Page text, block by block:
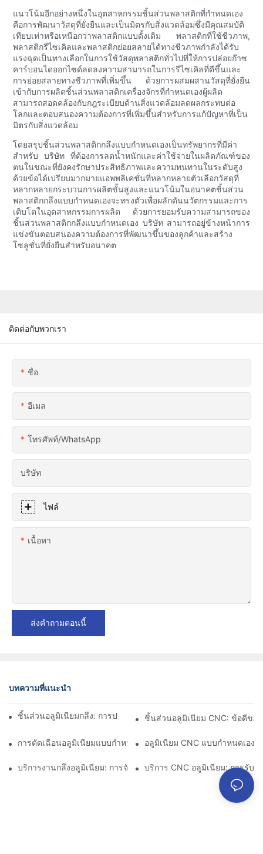
แนวโน้มอีกอย่างหนึ่งในอุตสาหกรรมชิ้นส่วนพลาสติกที่กำหนดเอง
คือการพัฒนาวัสดุที่ยั่งยืนและเป็นมิตรกับสิ่งแวดล้อมซึ่งมีคุณสมบัติ
เทียบเท่าหรือเหนือกว่าพลาสติกแบบดั้งเดิม พลาสติกที่ใช้ชีวภาพ,
พลาสติกรีไซเคิลและพลาสติกย่อยสลายได้ทางชีวภาพกำลังได้รับ
แรงฉุดเป็นทางเลือกในการใช้วัสดุพลาสติกทั่วไปที่ให้การปล่อยก๊าซ
คาร์บอนไดออกไซด์ลดลงความสามารถในการรีไซเคิลที่ดีขึ้นและ
การย่อยสลายทางชีวภาพที่เพิ่มขึ้น ด้วยการผสมผสานวัสดุที่ยั่งยืน
เข้ากับการผลิตชิ้นส่วนพลาสติกเครื่องจักรที่กำหนดเองผู้ผลิต
สามารถสอดคล้องกับกฎระเบียบด้านสิ่งแวดล้อมลดผลกระทบต่อ
โลกและตอบสนองความต้องการที่เพิ่มขึ้นสำหรับการแก้ปัญหาที่เป็น
มิตรกับสิ่งแวดล้อม
โดยสรุปชิ้นส่วนพลาสติกกลึงแบบกำหนดเองเป็นทรัพยากรที่มีค่า
สำหรับ บริษัท ที่ต้องการลดน้ำหนักและค่าใช้จ่ายในผลิตภัณฑ์ของ
ตนในขณะที่ยังคงรักษาประสิทธิภาพและความทนทานในระดับสูง
ด้วยข้อได้เปรียบมากมายแอพพลิเคชั่นที่หลากหลายตัวเลือกวัสดุที่
หลากหลายกระบวนการผลิตขั้นสูงและแนวโน้มในอนาคตชิ้นส่วน
พลาสติกกลึงแบบกำหนดเองจะทรงตัวเพื่อผลักดันนวัตกรรมและการ
เติบโตในอุตสาหกรรมการผลิต ด้วยการยอมรับความสามารถของ
ชิ้นส่วนพลาสติกกลึงแบบกำหนดเอง บริษัท สามารถอยู่ข้างหน้าการ
แข่งขันตอบสนองความต้องการที่พัฒนาขึ้นของลูกค้าและสร้าง
โซลูชั่นที่ยั่งยืนสำหรับอนาคต
ติดต่อกับพวกเรา
ชื่อ
อีเมล
โทรศัพท์/WhatsApp
บริษัท
ไฟล์
เนื้อหา
ส่งคำถามตอนนี้
บทความที่แนะนำ
ชิ้นส่วนอลูมิเนียมกลึง: การปรับแต่งสำหรับตลาดเฉพาะกลุ่ม
ชิ้นส่วนอลูมิเนียม CNC: ข้อดีขอ
การตัดเฉือนอลูมิเนียมแบบกำหนดเอง: การสำรวจนวัตกรรมอุตสาหก
อลูมิเนียม CNC แบบกำหนดเอง
บริการงานกลึงอลูมิเนียม: การจัดการโครงการที่ครอบคลุม
บริการ CNC อลูมิเนียม: การรับ